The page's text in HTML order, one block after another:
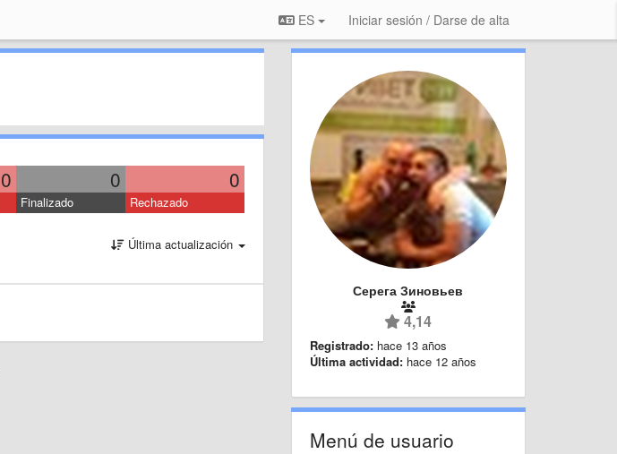
ES Iniciar sesión / Darse de alta
0 0 0
Finalizado Rechazado
Última actualización
Серега Зиновьев
4,14
Registrado: hace 13 años
Última actividad: hace 12 años
Menú de usuario